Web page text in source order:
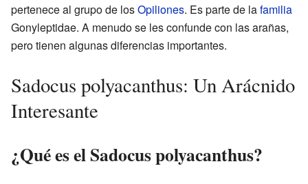
pertenece al grupo de losOpiliones. Es parte de lafamilia
Gonyleptidae. A menudo se les confunde con las arañas,
pero tienen algunas diferencias importantes.
Sadocus polyacanthus: Un Arácnido
Interesante
¿Qué es el Sadocus polyacanthus?